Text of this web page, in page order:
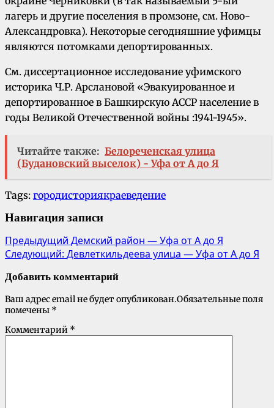
лагерь и другие поселения в промзоне, см. Ново-
Александровка). Некоторые сегодняшние уфимцы
являются потомками депортированных.
См. диссертационное исследование уфимского
историка Ч.Р. Арслановой «Эвакуированное и
депортированное в Башкирскую АССР население в
годы Великой Отечественной войны :1941-1945».
Читайте также: Белореченская улица
(Будановский выселок) - Уфа от А до Я
Tags: городисториякраеведение
Навигация записи
Предыдущий Демский район — Уфа от А до Я
Следующий: Девлеткильдеева улица — Уфа от А до Я
Добавить комментарий
Ваш адрес email не будет опубликован.Обязательные поля
помечены *
Комментарий *